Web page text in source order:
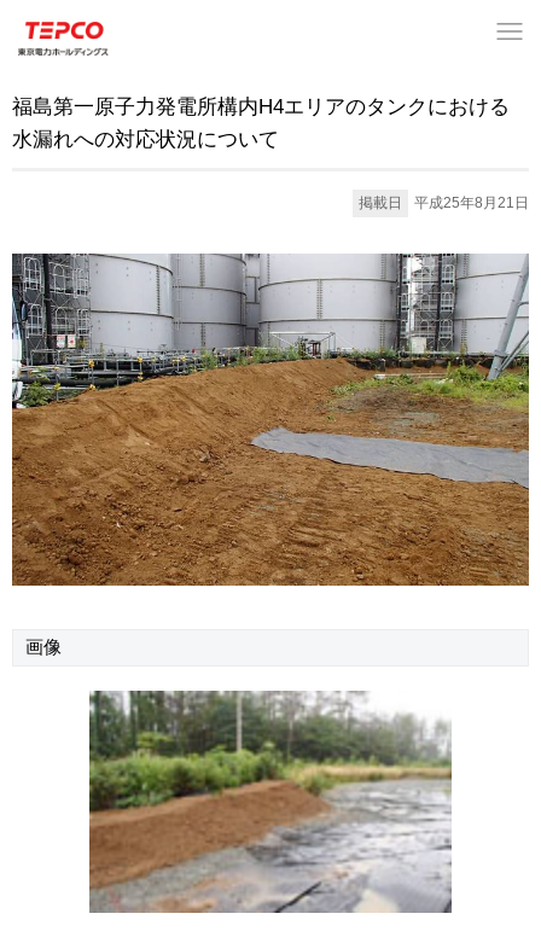
福島第一原子力発電所構内H4エリアのタンクにおける
水漏れへの対応状況について
掲載日 平成25年8月21日
画像